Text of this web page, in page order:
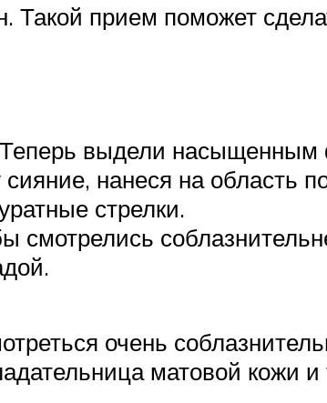
Такой прием поможет
Теперь выдели
сияние, нанеся на область
стрелки.
смотрелись
очень
матовой кожи и